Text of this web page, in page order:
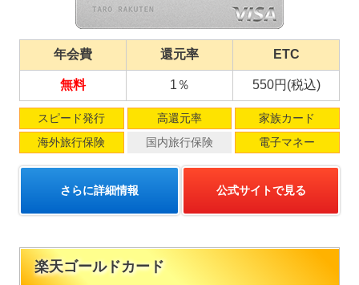
年会費 還元率 ETC
無料 1％ 550円(税込)
スピード発行 高還元率
家族カード
海外旅行保険
国内旅行保険 電子マネー
さらに詳細情報 公式サイトで見る
楽天ゴールドカード